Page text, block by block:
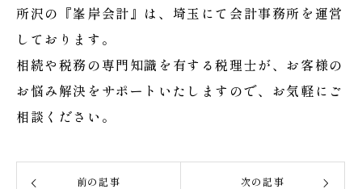
所沢の『峯岸会計』は、埼玉にて会計事務所を運営
しております。
相続や税務の専門知識を有する税理士が、お客様の
お悩み解決をサポートいたしますので、お気軽にご
相談ください。
前の記事 次の記事